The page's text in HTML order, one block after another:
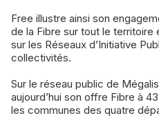
Free illustre ainsi son
de la Fibre sur tout le territoire
sur les Réseaux d’Initiative
collectivités.
Sur le réseau public de
aujourd’hui son offre Fibre à
les communes des quatre